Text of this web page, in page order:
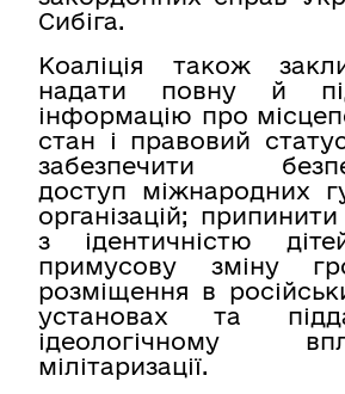
Сибіга.
Коаліція також
надати повну й
інформацію про
стан і правовий
забезпечити
доступ міжнародних
організацій; припинити
з ідентичністю
примусову зміну
розміщення в
установах та
ідеологічному
мілітаризації.